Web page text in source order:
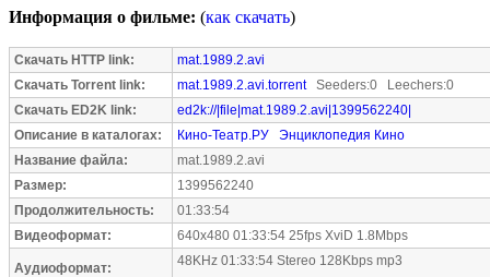
Информация о фильме: (как скачать)
Скачать HTTP link:
mat.1989.2.avi
Скачать Torrent link:
mat.1989.2.avi.torrentSeeders:0 Leechers:0
Скачать ED2K link:
ed2k://|file|mat.1989.2.avi|1399562240|
Описание в каталогах:
Кино-Театр.РУ
Энциклопедия Кино
Название файла:
mat.1989.2.avi
Размер:
1399562240
Продолжительность:
01:33:54
Видеоформат:
640x480 01:33:54 25fps XviD 1.8Mbps
Аудиоформат: 48KHz 01:33:54 Stereo 128Kbps mp3